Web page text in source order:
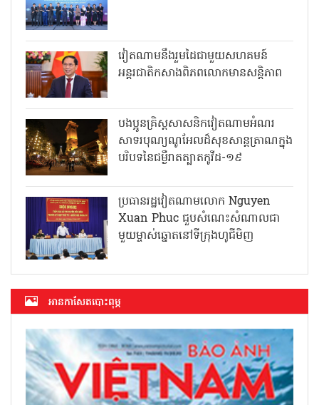
វៀតណាមនឹងរួមដៃជាមួយសហគមន៍
អន្តរជាតិកសាងពិភពលោកមានសន្តិភាព
បងប្អូនគ្រិស្តសាសនិកវៀតណាមអំណរ
សាទរបុណ្យណូអែលដ៏សុខសាន្តត្រាណក្នុង
បរិបទនៃជម្ងឺរាតត្បាតកូវីដ-១៩
ប្រធានរដ្ឋវៀតណាមលោក Nguyen
Xuan Phuc ជួបសំណេះសំណាលជា
មួយម្ចាស់ឆ្នោតនៅទីក្រុងហូជីមិញ
អាន​កាសែត​បោះពុម្ភ